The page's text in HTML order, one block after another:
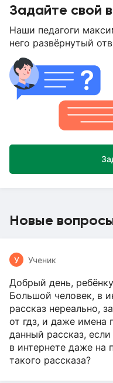
Задайте свой
Наши педагоги
него развёрнутый
Новые
У Ученик
Добрый день,
Большой человек, в
рассказ нереально,
от гдз, и даже имена
данный рассказ,
в интернете даже на
такого рассказа?